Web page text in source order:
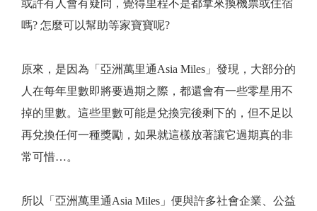
或許有人會有疑問，覺得里程不是都拿來換機票或住宿
嗎? 怎麼可以幫助等家寶寶呢?
原來，是因為「亞洲萬里通Asia Miles」發現，大部分的
人在每年里數即將要過期之際，都還會有一些零星用不
掉的里數。這些里數可能是兌換完後剩下的，但不足以
再兌換任何一種獎勵，如果就這樣放著讓它過期真的非
常可惜…。
所以「亞洲萬里通Asia Miles」便與許多社會企業、公益